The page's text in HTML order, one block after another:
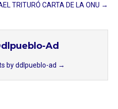
TRITURÓ CARTA DE LA ONU →
Ad
by ddlpueblo-ad →